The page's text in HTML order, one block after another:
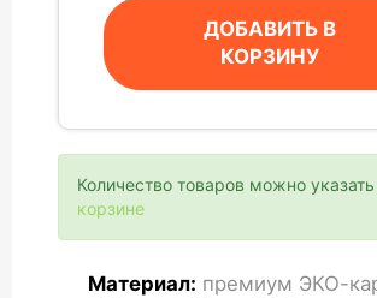
ДОБАВИТЬ В
КОРЗИНУ
Количество товаров можно указать
корзине
Материал: премиум ЭКО-